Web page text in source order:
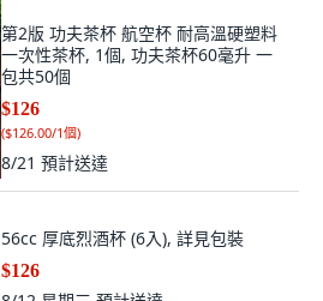
第2版 功夫茶杯 航空杯 耐高溫硬塑料
一次性茶杯, 1個, 功夫茶杯60毫升 一
包共50個
$126
($126.00/1個)
8/21 預計送達
56cc 厚底烈酒杯 (6入), 詳見包裝
$126